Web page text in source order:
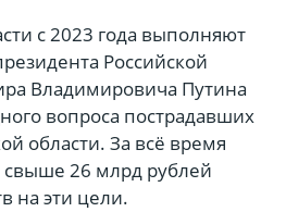
с 2023 года выполняют
Российской
Владимировича Путина
вопроса пострадавших
области. За всё время
26 млрд рублей
на эти цели.